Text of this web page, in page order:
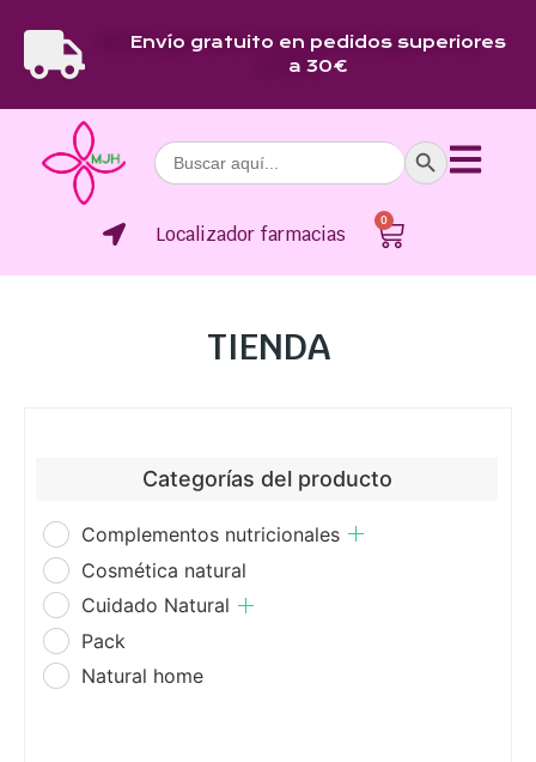
Envío gratuito en pedidos superiores
a 30€
Buscar: Botón de
Localizador farmacias
0
TIENDA
Categorías del producto
Complementos nutricionales
Cosmética natural
Cuidado Natural
Pack
Natural home